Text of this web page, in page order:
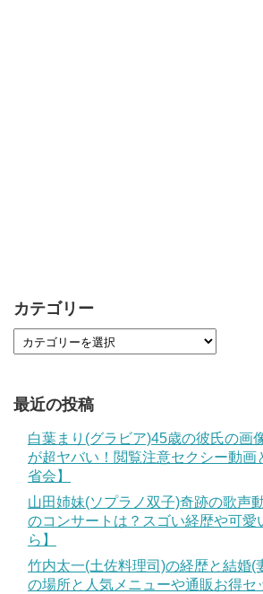
カテゴリー
最近の投稿
白葉まり(グラビア)45歳の彼氏の画
が超ヤバい！閲覧注意セクシー動画
省会】
山田姉妹(ソプラノ双子)奇跡の歌声
のコンサートは？スゴい経歴や可愛
ら】
竹内太一(土佐料理司)の経歴と結婚(
の場所と人気メニューや通販お得セ